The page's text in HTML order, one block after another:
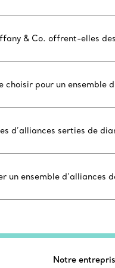
& Co. offrent-elles
choisir pour un ensemble
d’alliances serties de
un ensemble d’alliances
Notre